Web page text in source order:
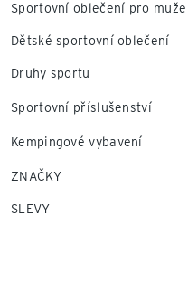
Sportovní oblečení pro muže
Dětské sportovní oblečení
Druhy sportu
Sportovní příslušenství
Kempingové vybavení
ZNAČKY
SLEVY